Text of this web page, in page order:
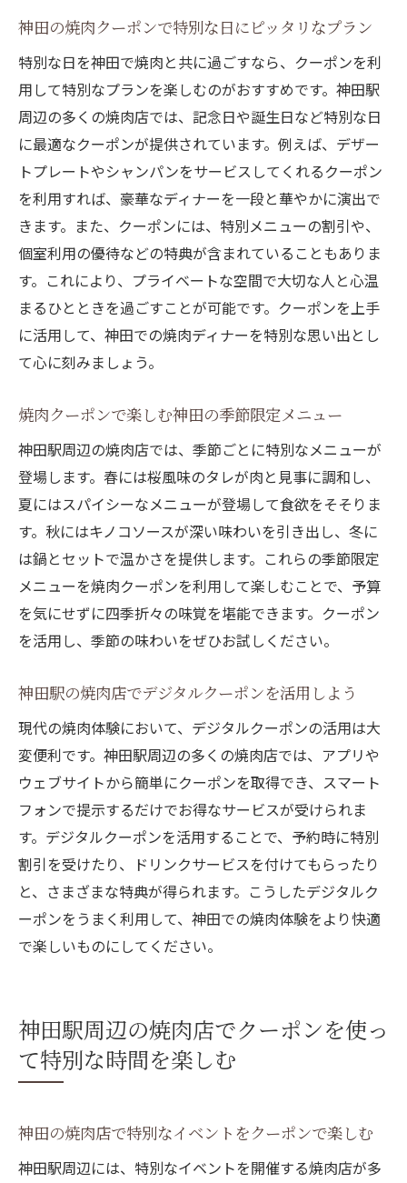
神田の焼肉クーポンで特別な日にピッタリなプラン
特別な日を神田で焼肉と共に過ごすなら、クーポンを利
用して特別なプランを楽しむのがおすすめです。神田駅
周辺の多くの焼肉店では、記念日や誕生日など特別な日
に最適なクーポンが提供されています。例えば、デザー
トプレートやシャンパンをサービスしてくれるクーポン
を利用すれば、豪華なディナーを一段と華やかに演出で
きます。また、クーポンには、特別メニューの割引や、
個室利用の優待などの特典が含まれていることもありま
す。これにより、プライベートな空間で大切な人と心温
まるひとときを過ごすことが可能です。クーポンを上手
に活用して、神田での焼肉ディナーを特別な思い出とし
て心に刻みましょう。
焼肉クーポンで楽しむ神田の季節限定メニュー
神田駅周辺の焼肉店では、季節ごとに特別なメニューが
登場します。春には桜風味のタレが肉と見事に調和し、
夏にはスパイシーなメニューが登場して食欲をそそりま
す。秋にはキノコソースが深い味わいを引き出し、冬に
は鍋とセットで温かさを提供します。これらの季節限定
メニューを焼肉クーポンを利用して楽しむことで、予算
を気にせずに四季折々の味覚を堪能できます。クーポン
を活用し、季節の味わいをぜひお試しください。
神田駅の焼肉店でデジタルクーポンを活用しよう
現代の焼肉体験において、デジタルクーポンの活用は大
変便利です。神田駅周辺の多くの焼肉店では、アプリや
ウェブサイトから簡単にクーポンを取得でき、スマート
フォンで提示するだけでお得なサービスが受けられま
す。デジタルクーポンを活用することで、予約時に特別
割引を受けたり、ドリンクサービスを付けてもらったり
と、さまざまな特典が得られます。こうしたデジタルク
ーポンをうまく利用して、神田での焼肉体験をより快適
で楽しいものにしてください。
神田駅周辺の焼肉店でクーポンを使っ
て特別な時間を楽しむ
神田の焼肉店で特別なイベントをクーポンで楽しむ
神田駅周辺には、特別なイベントを開催する焼肉店が多